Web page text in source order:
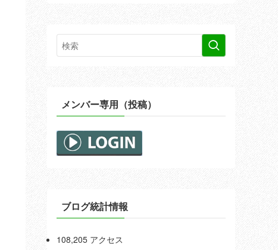
メンバー専用（投稿）
ブログ統計情報
108,205 アクセス